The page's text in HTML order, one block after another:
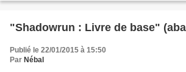
"Shadowrun : Livre de base"
Publié le 22/01/2015 à 15:50
Par Nébal